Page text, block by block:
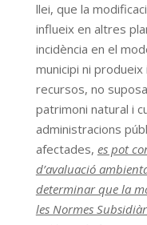
llei, que la
influeix en altres
incidència en el
municipi ni
recursos, no
patrimoni natural i
administracions
afectades, es pot
d’avaluació
determinar que la
les Normes